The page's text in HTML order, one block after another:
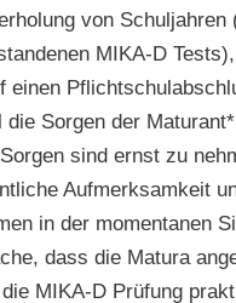
von Schuljahren
MIKA-D
einen
die Sorgen der
sind ernst zu
Aufmerksamkeit
in der momentanen
dass die Matura
MIKA-D Prüfung